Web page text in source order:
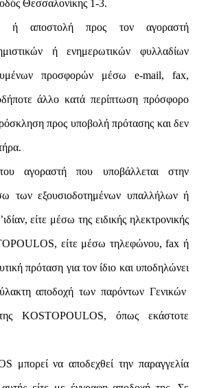
Θεσσαλονίκης 1-3.
ή αποστολή προς τον αγοραστή
ή ενημερωτικών φυλλαδίων
προσφορών μέσω e-mail, fax,
άλλο κατά περίπτωση πρόσφορο
προς υποβολή πρότασης και δεν
αγοραστή που υποβάλλεται στην
των εξουσιοδοτημένων υπαλλήλων ή
είτε μέσω της ειδικής ηλεκτρονικής
είτε μέσω τηλεφώνου, fax ή
πρόταση για τον ίδιο και υποδηλώνει
αποδοχή των παρόντων Γενικών
KOSTOPOULOS, όπως εκάστοτε
μπορεί να αποδεχθεί την παραγγελία